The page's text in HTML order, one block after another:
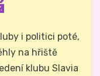
i politici poté,
na hřiště
klubu Slavia